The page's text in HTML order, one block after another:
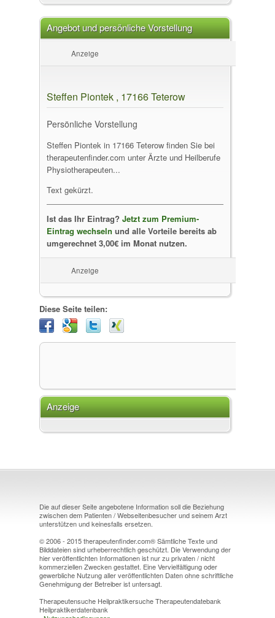
Angebot und persönliche Vorstellung
Anzeige
Steffen Piontek , 17166 Teterow
Persönliche Vorstellung
Steffen Piontek in 17166 Teterow finden Sie bei
therapeutenfinder.com unter Ärzte und Heilberufe
Physiotherapeuten...
Text gekürzt.
Ist das Ihr Eintrag? Jetzt zum Premium-
Eintrag wechseln und alle Vorteile bereits ab
umgerechnet 3,00€ im Monat nutzen.
Anzeige
Diese Seite teilen:
Anzeige
Die auf dieser Seite angebotene Information soll die Beziehung
zwischen dem Patienten / Webseitenbesucher und seinem Arzt
unterstützen und keinesfalls ersetzen.
© 2006 - 2015 therapeutenfinder.com® Sämtliche Texte und
Bilddateien sind urheberrechtlich geschützt. Die Verwendung der
hier veröffentlichten Informationen ist nur zu privaten / nicht
kommerziellen Zwecken gestattet. Eine Vervielfältigung oder
gewerbliche Nutzung aller veröffentlichten Daten ohne schriftliche
Genehmigung der Betreiber ist untersagt.
Therapeutensuche Heilpraktikersuche Therapeutendatebank
Heilpraktikerdatenbank